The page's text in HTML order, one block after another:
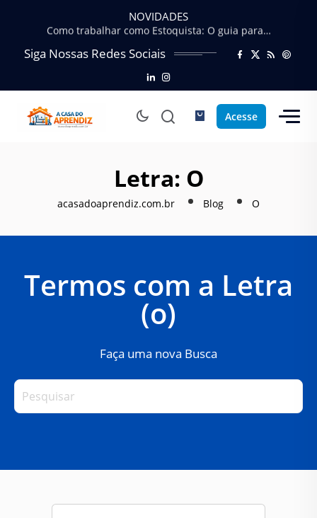
NOVIDADES
Como trabalhar como Estoquista: O guia para…
O que faz um Moderador de Conteúdo…
Como ser um Afiliado de Sucesso trabalhando…
Como dar Aulas Particulares Online e viver…
Profissão Instalador Solar: Como entrar no mercado…
Como trabalhar como Estoquista: O guia para…
O que faz um Moderador de Conteúdo…
Siga Nossas Redes Sociais
Acesse
Letra: O
acasadoaprendiz.com.br Blog O
Termos com a Letra
(o)
Faça uma nova Busca